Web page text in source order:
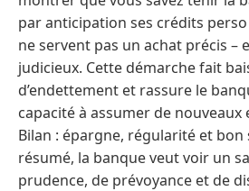
par anticipation ses crédits
ne servent pas un achat précis –
judicieux. Cette démarche fait
d’endettement et rassure le
capacité à assumer de nouveaux
Bilan : épargne, régularité et bon
résumé, la banque veut voir un
prudence, de prévoyance et de